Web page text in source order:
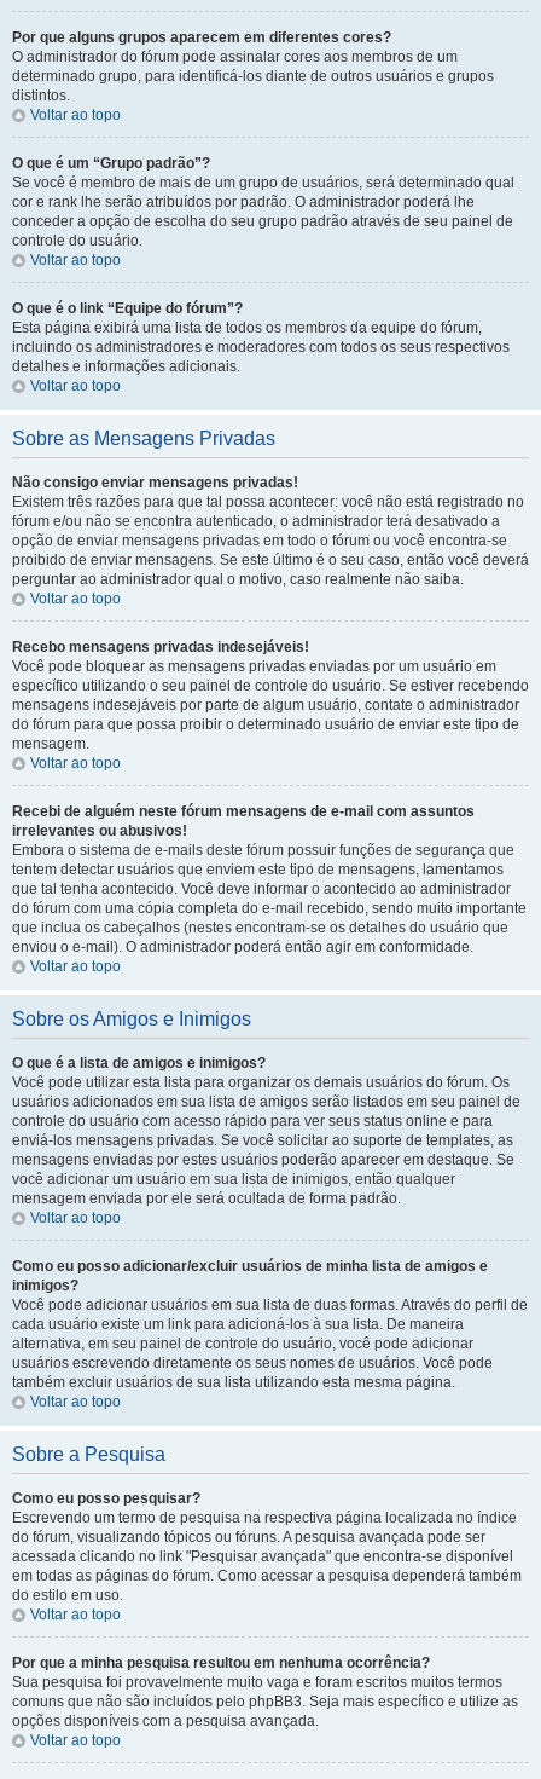
Por que alguns grupos aparecem em diferentes cores?
O administrador do fórum pode assinalar cores aos membros de um
determinado grupo, para identificá-los diante de outros usuários e grupos
distintos.
Voltar ao topo
O que é um “Grupo padrão”?
Se você é membro de mais de um grupo de usuários, será determinado qual
cor e rank lhe serão atribuídos por padrão. O administrador poderá lhe
conceder a opção de escolha do seu grupo padrão através de seu painel de
controle do usuário.
Voltar ao topo
O que é o link “Equipe do fórum”?
Esta página exibirá uma lista de todos os membros da equipe do fórum,
incluindo os administradores e moderadores com todos os seus respectivos
detalhes e informações adicionais.
Voltar ao topo
Sobre as Mensagens Privadas
Não consigo enviar mensagens privadas!
Existem três razões para que tal possa acontecer: você não está registrado no
fórum e/ou não se encontra autenticado, o administrador terá desativado a
opção de enviar mensagens privadas em todo o fórum ou você encontra-se
proibido de enviar mensagens. Se este último é o seu caso, então você deverá
perguntar ao administrador qual o motivo, caso realmente não saiba.
Voltar ao topo
Recebo mensagens privadas indesejáveis!
Você pode bloquear as mensagens privadas enviadas por um usuário em
específico utilizando o seu painel de controle do usuário. Se estiver recebendo
mensagens indesejáveis por parte de algum usuário, contate o administrador
do fórum para que possa proibir o determinado usuário de enviar este tipo de
mensagem.
Voltar ao topo
Recebi de alguém neste fórum mensagens de e-mail com assuntos
irrelevantes ou abusivos!
Embora o sistema de e-mails deste fórum possuir funções de segurança que
tentem detectar usuários que enviem este tipo de mensagens, lamentamos
que tal tenha acontecido. Você deve informar o acontecido ao administrador
do fórum com uma cópia completa do e-mail recebido, sendo muito importante
que inclua os cabeçalhos (nestes encontram-se os detalhes do usuário que
enviou o e-mail). O administrador poderá então agir em conformidade.
Voltar ao topo
Sobre os Amigos e Inimigos
O que é a lista de amigos e inimigos?
Você pode utilizar esta lista para organizar os demais usuários do fórum. Os
usuários adicionados em sua lista de amigos serão listados em seu painel de
controle do usuário com acesso rápido para ver seus status online e para
enviá-los mensagens privadas. Se você solicitar ao suporte de templates, as
mensagens enviadas por estes usuários poderão aparecer em destaque. Se
você adicionar um usuário em sua lista de inimigos, então qualquer
mensagem enviada por ele será ocultada de forma padrão.
Voltar ao topo
Como eu posso adicionar/excluir usuários de minha lista de amigos e
inimigos?
Você pode adicionar usuários em sua lista de duas formas. Através do perfil de
cada usuário existe um link para adicioná-los à sua lista. De maneira
alternativa, em seu painel de controle do usuário, você pode adicionar
usuários escrevendo diretamente os seus nomes de usuários. Você pode
também excluir usuários de sua lista utilizando esta mesma página.
Voltar ao topo
Sobre a Pesquisa
Como eu posso pesquisar?
Escrevendo um termo de pesquisa na respectiva página localizada no índice
do fórum, visualizando tópicos ou fóruns. A pesquisa avançada pode ser
acessada clicando no link "Pesquisar avançada" que encontra-se disponível
em todas as páginas do fórum. Como acessar a pesquisa dependerá também
do estilo em uso.
Voltar ao topo
Por que a minha pesquisa resultou em nenhuma ocorrência?
Sua pesquisa foi provavelmente muito vaga e foram escritos muitos termos
comuns que não são incluídos pelo phpBB3. Seja mais específico e utilize as
opções disponíveis com a pesquisa avançada.
Voltar ao topo